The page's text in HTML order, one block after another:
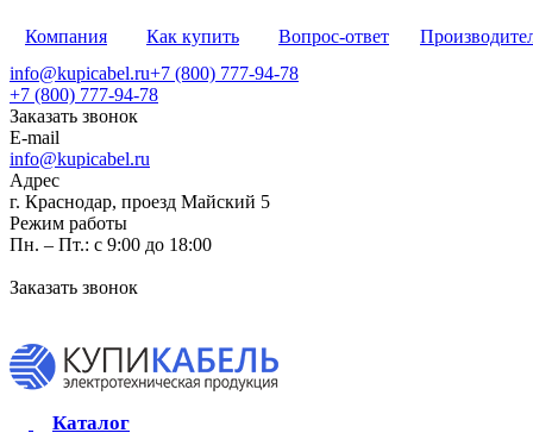
Компания Как купить Вопрос-ответ
info@kupicabel.ru+7 (800) 777-94-78
+7 (800) 777-94-78
Заказать звонок
E-mail
info@kupicabel.ru
Адрес
г. Краснодар, проезд Майский 5
Режим работы
Пн. – Пт.: с 9:00 до 18:00
Заказать звонок
Каталог